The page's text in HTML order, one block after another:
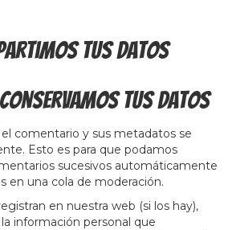
tus datos
tus datos
comentario y sus metadatos se
Esto es para que podamos
sucesivos automáticamente
en una cola de moderación.
en nuestra web (si los hay),
información personal que